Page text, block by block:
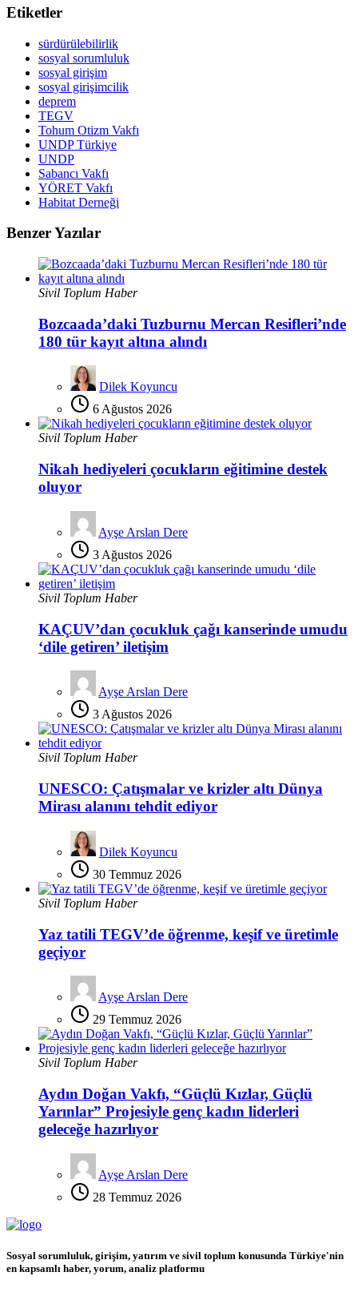
Etiketler
sürdürülebilirlik
sosyal sorumluluk
sosyal girişim
sosyal girişimcilik
deprem
TEGV
Tohum Otizm Vakfı
UNDP Türkiye
UNDP
Sabancı Vakfı
YÖRET Vakfı
Habitat Derneği
Benzer Yazılar
Sivil Toplum Haber
Bozcaada’daki Tuzburnu Mercan Resifleri’nde
180 tür kayıt altına alındı
Dilek Koyuncu
6 Ağustos 2026
Sivil Toplum Haber
Nikah hediyeleri çocukların eğitimine destek
oluyor
Ayşe Arslan Dere
3 Ağustos 2026
Sivil Toplum Haber
KAÇUV’dan çocukluk çağı kanserinde umudu
‘dile getiren’ iletişim
Ayşe Arslan Dere
3 Ağustos 2026
Sivil Toplum Haber
UNESCO: Çatışmalar ve krizler altı Dünya
Mirası alanını tehdit ediyor
Dilek Koyuncu
30 Temmuz 2026
Sivil Toplum Haber
Yaz tatili TEGV’de öğrenme, keşif ve üretimle
geçiyor
Ayşe Arslan Dere
29 Temmuz 2026
Sivil Toplum Haber
Aydın Doğan Vakfı, “Güçlü Kızlar, Güçlü
Yarınlar” Projesiyle genç kadın liderleri
geleceğe hazırlıyor
Ayşe Arslan Dere
28 Temmuz 2026
Sosyal sorumluluk, girişim, yatırım ve sivil toplum konusunda Türkiye'nin
en kapsamlı haber, yorum, analiz platformu